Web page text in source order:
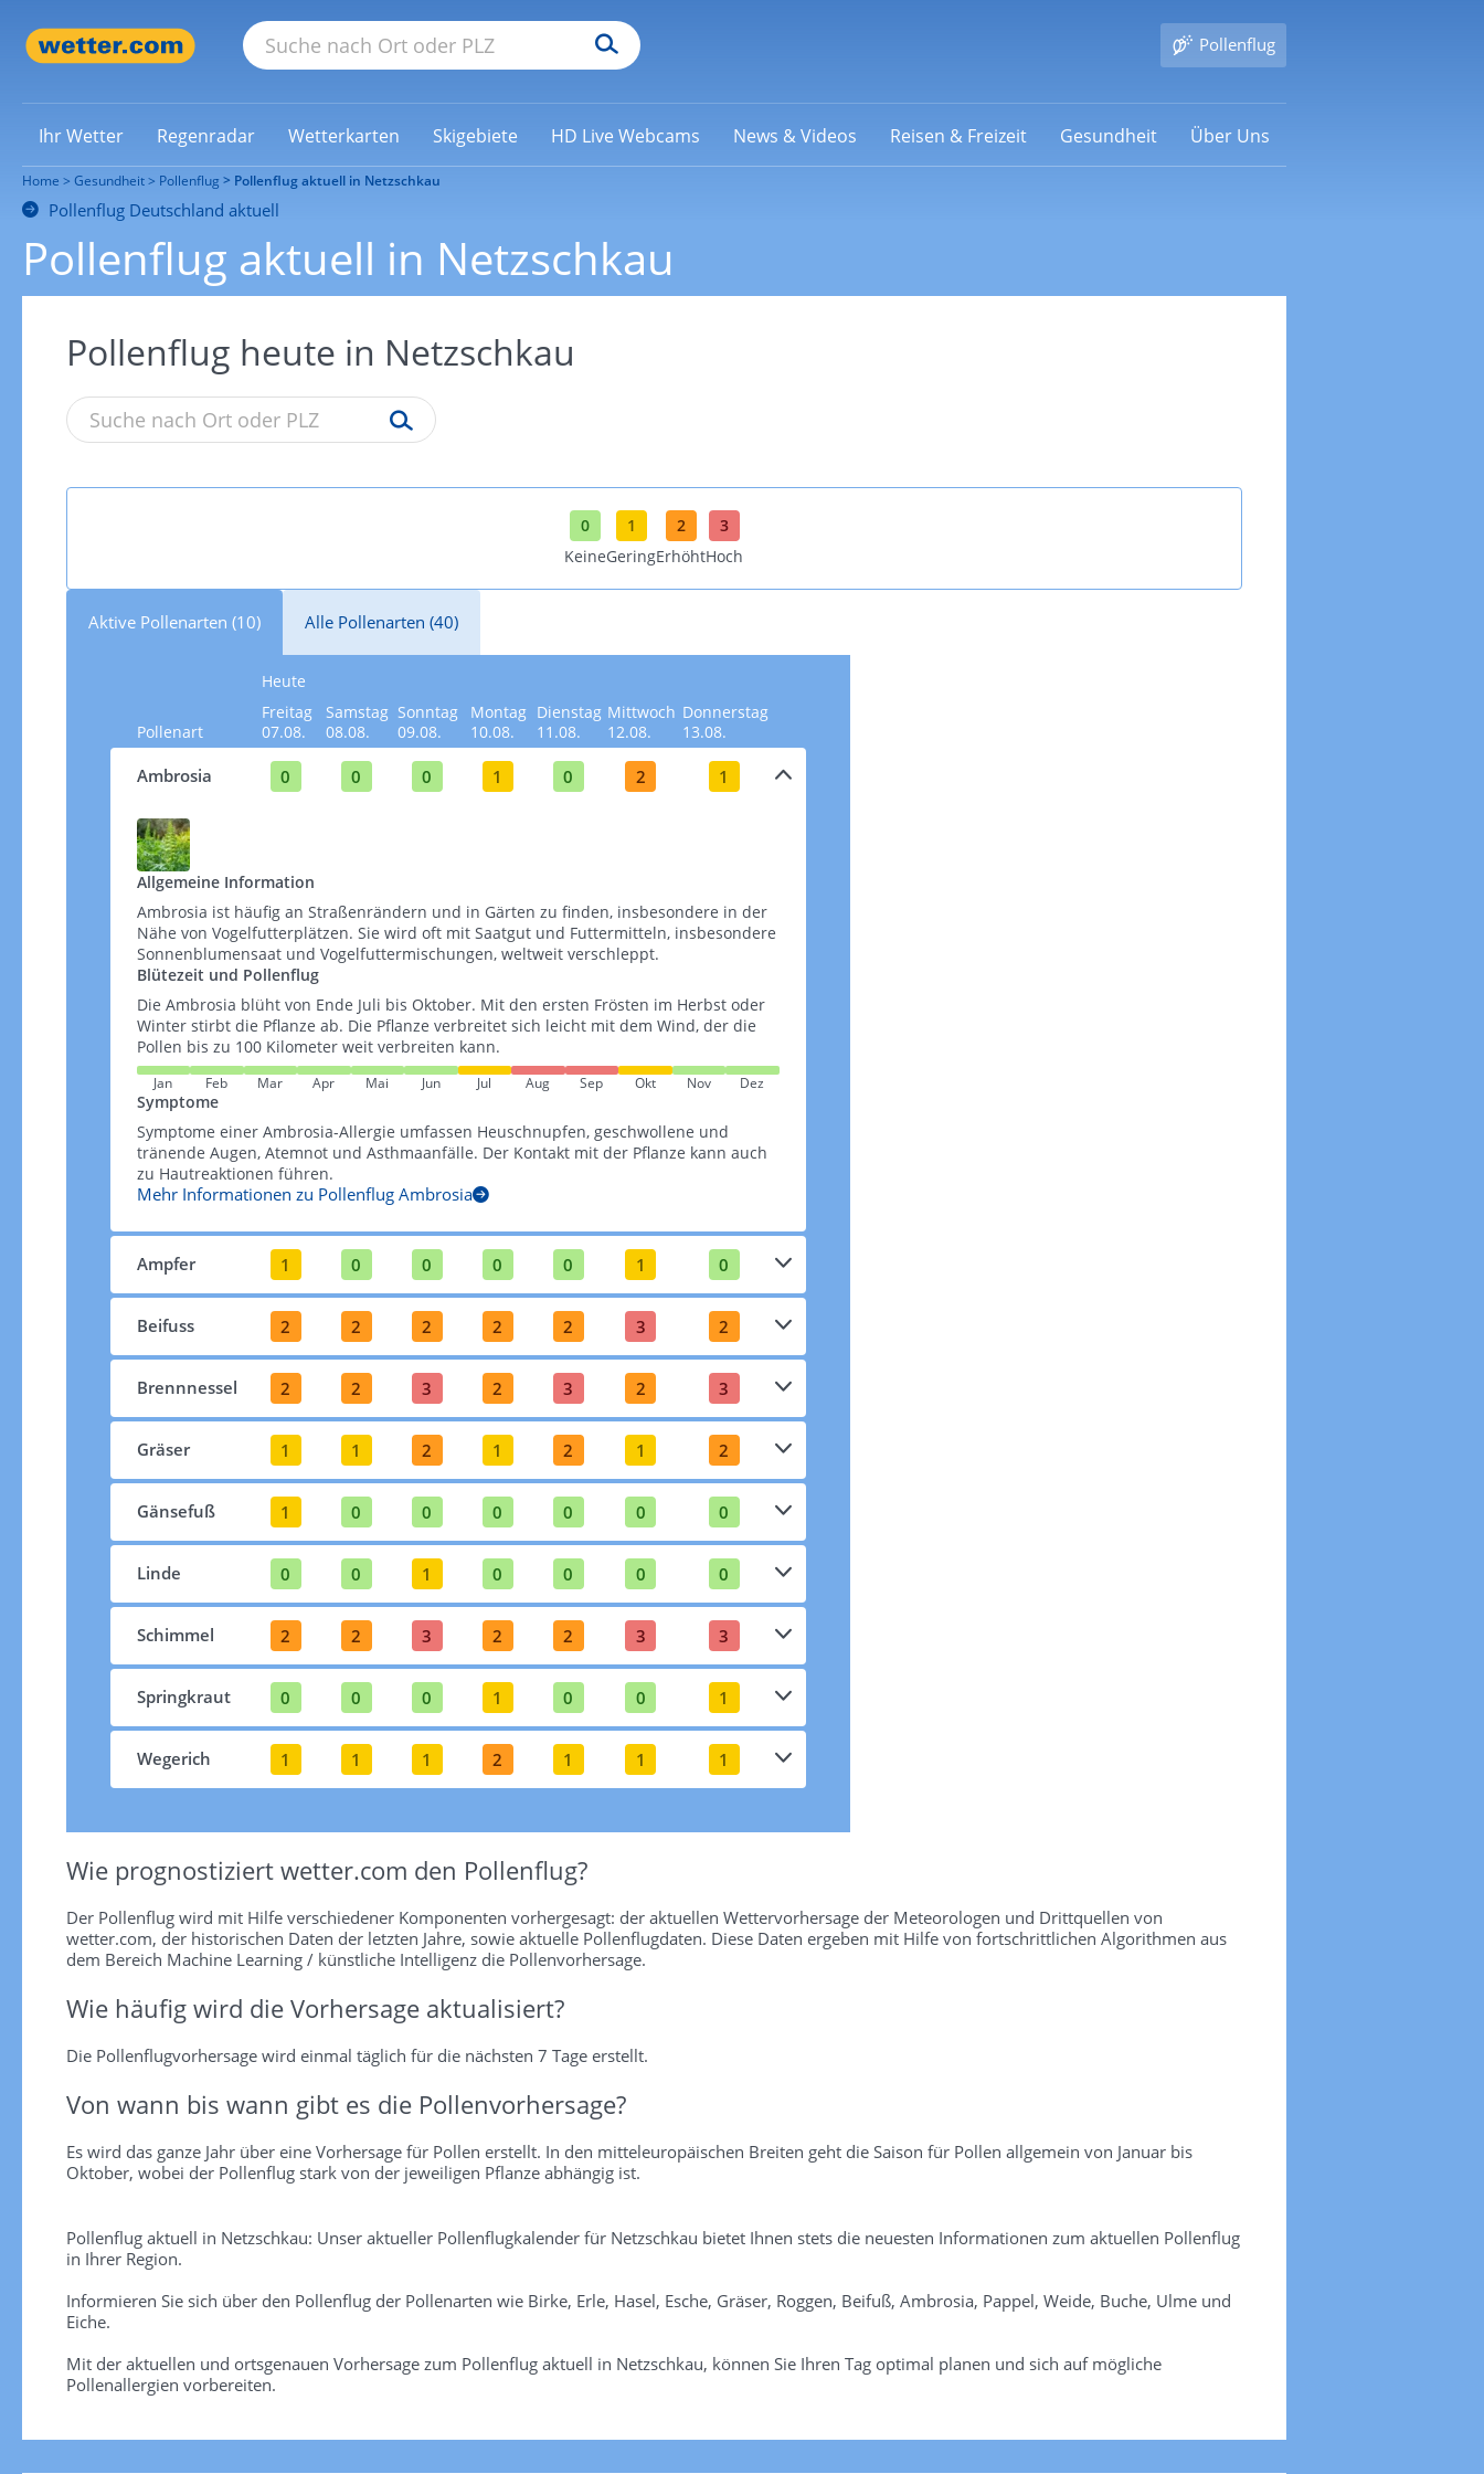
Pollenflug
Ihr Wetter Regenradar Wetterkarten Skigebiete HD Live Webcams News & Videos Reisen & Freizeit Gesundheit Über Uns
Home Gesundheit Pollenflug Pollenflug aktuell in Netzschkau
Pollenflug Deutschland aktuell
Pollenflug aktuell in Netzschkau
Pollenflug heute in Netzschkau
0
Keine
1
Gering
2
Erhöht
3
Hoch
Aktive Pollenarten (10) Alle Pollenarten (40)
Pollenart
Heute
Freitag
07.08.
Samstag
08.08.
Sonntag
09.08.
Montag
10.08.
Dienstag
11.08.
Mittwoch
12.08.
Donnerstag
13.08.
Ambrosia 0 0 0 1 0 2 1
Allgemeine Information
Ambrosia ist häufig an Straßenrändern und in Gärten zu finden, insbesondere in der
Nähe von Vogelfutterplätzen. Sie wird oft mit Saatgut und Futtermitteln, insbesondere
Sonnenblumensaat und Vogelfuttermischungen, weltweit verschleppt​​​​.
Blütezeit und Pollenflug
Die Ambrosia blüht von Ende Juli bis Oktober. Mit den ersten Frösten im Herbst oder
Winter stirbt die Pflanze ab. Die Pflanze verbreitet sich leicht mit dem Wind, der die
Pollen bis zu 100 Kilometer weit verbreiten kann​​.
Jan Feb Mar Apr Mai Jun Jul Aug Sep Okt Nov Dez
Symptome
Symptome einer Ambrosia-Allergie umfassen Heuschnupfen, geschwollene und
tränende Augen, Atemnot und Asthmaanfälle. Der Kontakt mit der Pflanze kann auch
zu Hautreaktionen führen​​.
Mehr Informationen zu Pollenflug Ambrosia
Ampfer 1 0 0 0 0 1 0
Beifuss 2 2 2 2 2 3 2
Brennnessel 2 2 3 2 3 2 3
Gräser 1 1 2 1 2 1 2
Gänsefuß 1 0 0 0 0 0 0
Linde 0 0 1 0 0 0 0
Schimmel 2 2 3 2 2 3 3
Springkraut 0 0 0 1 0 0 1
Wegerich 1 1 1 2 1 1 1
Wie prognostiziert wetter.com den Pollenflug?
Der Pollenflug wird mit Hilfe verschiedener Komponenten vorhergesagt: der aktuellen Wettervorhersage der Meteorologen und Drittquellen von
wetter.com, der historischen Daten der letzten Jahre, sowie aktuelle Pollenflugdaten. Diese Daten ergeben mit Hilfe von fortschrittlichen Algorithmen aus
dem Bereich Machine Learning / künstliche Intelligenz die Pollenvorhersage.
Wie häufig wird die Vorhersage aktualisiert?
Die Pollenflugvorhersage wird einmal täglich für die nächsten 7 Tage erstellt.
Von wann bis wann gibt es die Pollenvorhersage?
Es wird das ganze Jahr über eine Vorhersage für Pollen erstellt. In den mitteleuropäischen Breiten geht die Saison für Pollen allgemein von Januar bis
Oktober, wobei der Pollenflug stark von der jeweiligen Pflanze abhängig ist.
Pollenflug aktuell in Netzschkau: Unser aktueller Pollenflugkalender für Netzschkau bietet Ihnen stets die neuesten Informationen zum aktuellen Pollenflug
in Ihrer Region.
Informieren Sie sich über den Pollenflug der Pollenarten wie Birke, Erle, Hasel, Esche, Gräser, Roggen, Beifuß, Ambrosia, Pappel, Weide, Buche, Ulme und
Eiche.
Mit der aktuellen und ortsgenauen Vorhersage zum Pollenflug aktuell in Netzschkau, können Sie Ihren Tag optimal planen und sich auf mögliche
Pollenallergien vorbereiten.